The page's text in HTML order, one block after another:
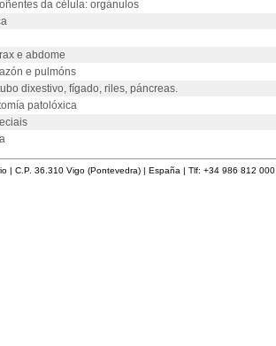
da célula: orgánulos
e abdome
e pulmóns
dixestivo, fígado, riles, páncreas.
patolóxica
36.310 Vigo (Pontevedra) | España | Tlf: +34 986 812 000